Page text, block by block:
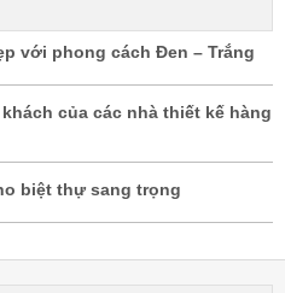
với phong cách Đen – Trắng
của các nhà thiết kế hàng
biệt thự sang trọng